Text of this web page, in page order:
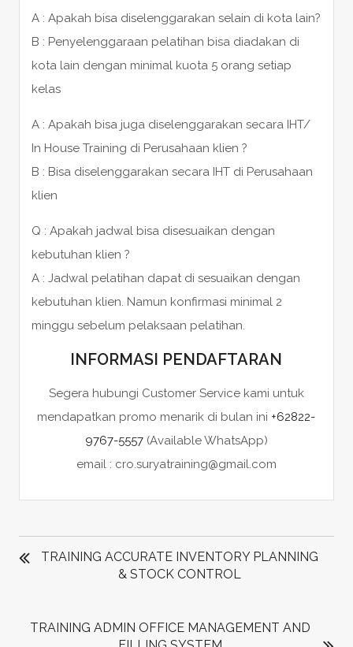
A : Apakah bisa diselenggarakan selain di kota lain?
B : Penyelenggaraan pelatihan bisa diadakan di
kota lain dengan minimal kuota 5 orang setiap
kelas
A : Apakah bisa juga diselenggarakan secara IHT/
In House Training di Perusahaan klien ?
B : Bisa diselenggarakan secara IHT di Perusahaan
klien
Q : Apakah jadwal bisa disesuaikan dengan
kebutuhan klien ?
A : Jadwal pelatihan dapat di sesuaikan dengan
kebutuhan klien. Namun konfirmasi minimal 2
minggu sebelum pelaksaan pelatihan.
INFORMASI PENDAFTARAN
Segera hubungi Customer Service kami untuk
mendapatkan promo menarik di bulan ini +62822-
9767-5557(Available WhatsApp)
email : cro.suryatraining@gmail.com
POST
NAVIGATION
TRAINING ACCURATE INVENTORY PLANNING
& STOCK CONTROL
TRAINING ADMIN OFFICE MANAGEMENT AND